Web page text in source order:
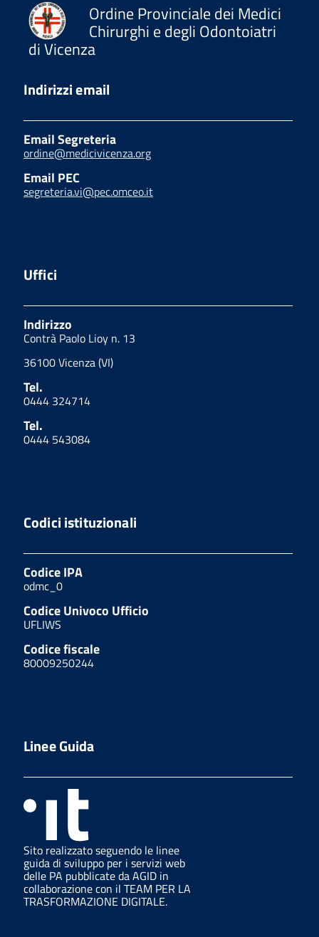
Ordine Provinciale dei Medici
Chirurghi e degli Odontoiatri
di Vicenza
Indirizzi email
Email Segreteria
ordine@medicivicenza.org
Email PEC
segreteria.vi@pec.omceo.it
Uffici
Indirizzo
Contrà Paolo Lioy n. 13
36100 Vicenza (VI)
Tel.
0444 324714
Tel.
0444 543084
Codici istituzionali
Codice IPA
odmc_0
Codice Univoco Ufficio
UFLIWS
Codice fiscale
80009250244
Linee Guida
Sito realizzato seguendo le linee
guida di sviluppo per i servizi web
delle PA pubblicate da AGID in
collaborazione con il TEAM PER LA
TRASFORMAZIONE DIGITALE.